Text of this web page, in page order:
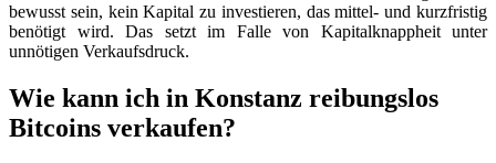
bewusst sein, kein Kapital zu investieren, das mittel- und kurzfristig
benötigt wird. Das setzt im Falle von Kapitalknappheit unter
unnötigen Verkaufsdruck.
Wie kann ich in Konstanz reibungslos
Bitcoins verkaufen?